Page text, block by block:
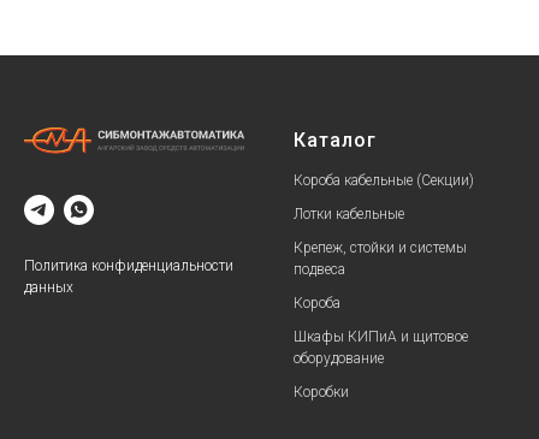
Политика конфиденциальности
данных
Каталог
Короба кабельные (Секции)
Лотки кабельные
Крепеж, стойки и системы
подвеса
Короба
Шкафы КИПиА и щитовое
оборудование
Коробки